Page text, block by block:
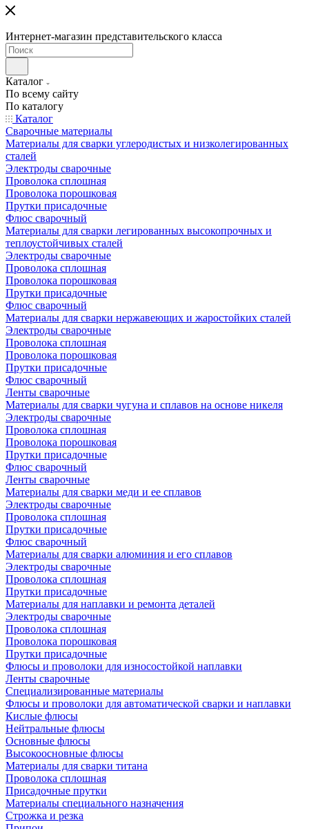
Интернет-магазин представительского класса
Каталог
По всему сайту
По каталогу
Каталог
Сварочные материалы
Материалы для сварки углеродистых и низколегированных
сталей
Электроды сварочные
Проволока сплошная
Проволока порошковая
Прутки присадочные
Флюс сварочный
Материалы для сварки легированных высокопрочных и
теплоустойчивых сталей
Электроды сварочные
Проволока сплошная
Проволока порошковая
Прутки присадочные
Флюс сварочный
Материалы для сварки нержавеющих и жаростойких сталей
Электроды сварочные
Проволока сплошная
Проволока порошковая
Прутки присадочные
Флюс сварочный
Ленты сварочные
Материалы для сварки чугуна и сплавов на основе никеля
Электроды сварочные
Проволока сплошная
Проволока порошковая
Прутки присадочные
Флюс сварочный
Ленты сварочные
Материалы для сварки меди и ее сплавов
Электроды сварочные
Проволока сплошная
Прутки присадочные
Флюс сварочный
Материалы для сварки алюминия и его сплавов
Электроды сварочные
Проволока сплошная
Прутки присадочные
Материалы для наплавки и ремонта деталей
Электроды сварочные
Проволока сплошная
Проволока порошковая
Прутки присадочные
Флюсы и проволоки для износостойкой наплавки
Ленты сварочные
Специализированные материалы
Флюсы и проволоки для автоматической сварки и наплавки
Кислые флюсы
Нейтральные флюсы
Основные флюсы
Высокоосновные флюсы
Материалы для сварки титана
Проволока сплошная
Присадочные прутки
Материалы специального назначения
Строжка и резка